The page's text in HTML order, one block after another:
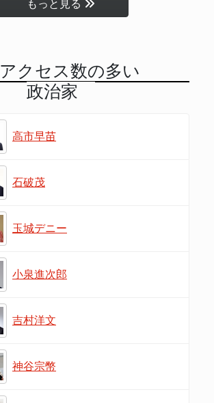
もっと見る
アクセス数の多い
政治家
高市早苗
石破茂
玉城デニー
小泉進次郎
吉村洋文
神谷宗幣